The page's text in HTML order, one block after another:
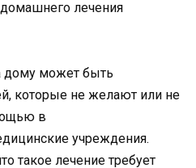
дому может быть
которые не желают или не
в
учреждения.
такое лечение требует